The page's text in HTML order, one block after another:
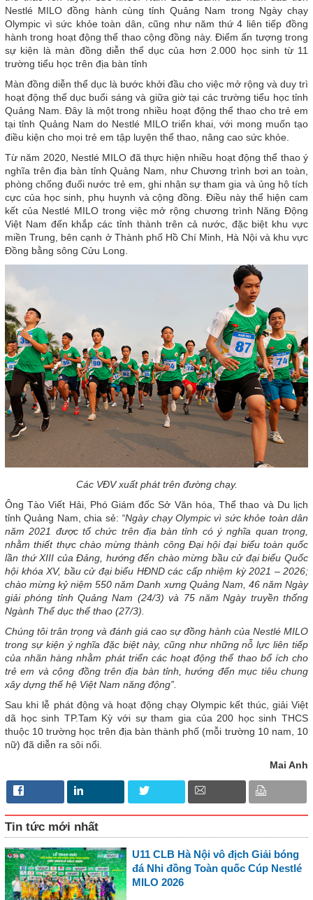
Nestlé MILO đồng hành cùng tỉnh Quảng Nam trong Ngày chạy
Olympic vì sức khỏe toàn dân, cũng như năm thứ 4 liên tiếp đồng
hành trong hoạt động thể thao cộng đồng này. Điểm ấn tượng trong
sự kiện là màn đồng diễn thể dục của hơn 2.000 học sinh từ 11
trường tiểu học trên địa bàn tỉnh
Màn đồng diễn thể dục là bước khởi đầu cho việc mở rộng và duy trì
hoạt động thể dục buổi sáng và giữa giờ tại các trường tiểu học tỉnh
Quảng Nam. Đây là một trong nhiều hoạt động thể thao cho trẻ em
tại tỉnh Quảng Nam do Nestlé MILO triển khai, với mong muốn tạo
điều kiện cho mọi trẻ em tập luyện thể thao, nâng cao sức khỏe.
Từ năm 2020, Nestlé MILO đã thực hiện nhiều hoạt động thể thao ý
nghĩa trên địa bàn tỉnh Quảng Nam, như Chương trình bơi an toàn,
phòng chống đuối nước trẻ em, ghi nhận sự tham gia và ủng hộ tích
cực của học sinh, phụ huynh và cộng đồng. Điều này thể hiện cam
kết của Nestlé MILO trong việc mở rộng chương trình Năng Động
Việt Nam đến khắp các tỉnh thành trên cả nước, đặc biệt khu vực
miền Trung, bên cạnh ở Thành phố Hồ Chí Minh, Hà Nội và khu vực
Đồng bằng sông Cửu Long.
Các VĐV xuất phát trên đường chạy.
Ông Tào Viết Hải, Phó Giám đốc Sở Văn hóa, Thể thao và Du lịch
tỉnh Quảng Nam, chia sẻ: “Ngày chạy Olympic vì sức khỏe toàn dân
năm 2021 được tổ chức trên địa bàn tỉnh có ý nghĩa quan trọng,
nhằm thiết thực chào mừng thành công Đại hội đại biểu toàn quốc
lần thứ XIII của Đảng, hướng đến chào mừng bầu cử đại biểu Quốc
hội khóa XV, bầu cử đại biểu HĐND các cấp nhiệm kỳ 2021 – 2026;
chào mừng kỷ niệm 550 năm Danh xưng Quảng Nam, 46 năm Ngày
giải phóng tỉnh Quảng Nam (24/3) và 75 năm Ngày truyền thống
Ngành Thể dục thể thao (27/3).
Chúng tôi trân trọng và đánh giá cao sự đồng hành của Nestlé MILO
trong sự kiện ý nghĩa đặc biệt này, cũng như những nỗ lực liên tiếp
của nhãn hàng nhằm phát triển các hoạt động thể thao bổ ích cho
trẻ em và cộng đồng trên địa bàn tỉnh, hướng đến mục tiêu chung
xây dựng thế hệ Việt Nam năng động”.
Sau khi lễ phát động và hoạt động chạy Olympic kết thúc, giải Việt
dã học sinh TP.Tam Kỳ với sự tham gia của 200 học sinh THCS
thuộc 10 trường học trên địa bàn thành phố (mỗi trường 10 nam, 10
nữ) đã diễn ra sôi nổi.
Mai Anh
Tin tức mới nhất
U11 CLB Hà Nội vô địch Giải bóng
đá Nhi đồng Toàn quốc Cúp Nestlé
MILO 2026